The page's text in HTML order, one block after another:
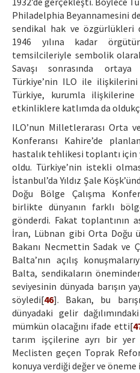
Philadelphia Beyannamesini
sendikal hak ve özgürlükleri
1946 yılına kadar
temsilcileriyle sembolik
Savaşı sonrasında
Türkiye’nin ILO ile
Türkiye, kurumla
etkinliklere katlımda da
ILO’nun Milletlerarası Orta
Konferansı Kahire’de
hastalık tehlikesi toplantı için
oldu. Türkiye’nin istekli
İstanbul’da Yıldız Şale
Doğu Bölge Çalışma
birlikte dünyanın farklı
gönderdi. Fakat toplantının
İran, Lübnan gibi Orta Doğu
Bakanı Necmettin Sadak ve
Balta’nın açılış
Balta, sendikaların
seviyesinin dünyada barışın
söyledi[46]. Bakan, bu
dünyadaki gelir
mümkün olacağını ifade etti[
tarım işçilerine ayrı bir yer
Meclisten geçen Toprak
konuya verdiği değer ve